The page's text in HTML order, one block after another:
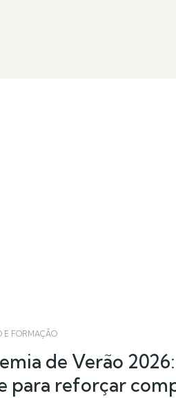
E FORMAÇÃO
de Verão
para reforçar